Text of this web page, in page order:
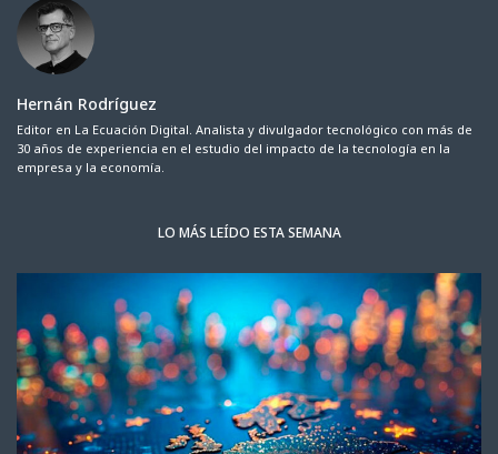
Hernán Rodríguez
Editor en La Ecuación Digital. Analista y divulgador tecnológico con más de
30 años de experiencia en el estudio del impacto de la tecnología en la
empresa y la economía.
LO MÁS LEÍDO ESTA SEMANA